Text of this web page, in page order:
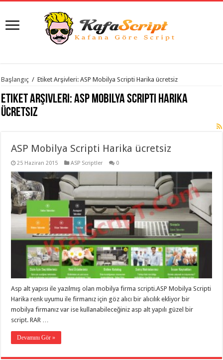
istanbul
evden
eve
taşımacılık,
gaziantep
taşımacılık
evden
taşımacılık
gaziantep
evden
taşımacılık
evden
taşımacılık ,
gaziantep
taşımacılık,
gaziantep
taşımacılık,
gaziantep
evden
taşımacılık ,
gaziantep
evden
evden
Başlangıç / Etiket Arşivleri: ASP Mobilya Scripti Harika ücretsiz
Etiket Arşivleri:ASP Mobilya Scripti Harika
ücretsiz
ASP Mobilya Scripti Harika ücretsiz
25 Haziran 2015 ASP Scriptler 0
Asp alt yapısı ile yazılmış olan mobilya firma scripti.ASP Mobilya Scripti
Harika renk uyumu ile firmanız için göz alıcı bir alıcılık ekliyor bir
mobilya firmanız var ise kullanabileceğiniz asp alt yapılı güzel bir
script. RAR …
Devamını Gör »